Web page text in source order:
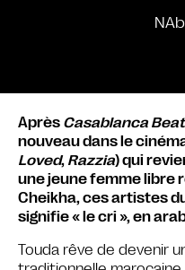
Après Casablanca
nouveau dans le
Loved, Razzia) qui
une jeune femme libre
Cheikha, ces artistes
signifie « le cri », en
Touda rêve de devenir